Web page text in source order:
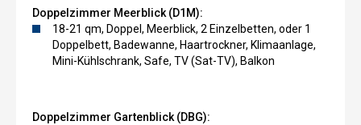
Doppelzimmer Meerblick (D1M):
18-21 qm, Doppel, Meerblick, 2 Einzelbetten, oder 1
Doppelbett, Badewanne, Haartrockner, Klimaanlage,
Mini-Kühlschrank, Safe, TV (Sat-TV), Balkon
Doppelzimmer Gartenblick (DBG):